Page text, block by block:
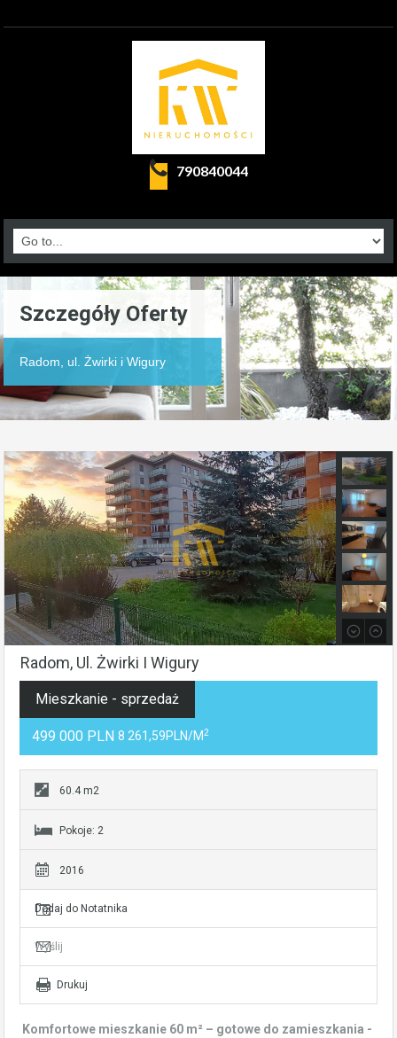
790840044
Szczegóły Oferty
Radom, ul. Żwirki i Wigury
Radom, Ul. Żwirki I Wigury
Mieszkanie - sprzedaż
499 000 PLN 8 261,59PLN/m2
60.4 m2
Pokoje: 2
2016
Dodaj do Notatnika
Wyślij
Drukuj
Komfortowe mieszkanie 60 m² – gotowe do zamieszkania -